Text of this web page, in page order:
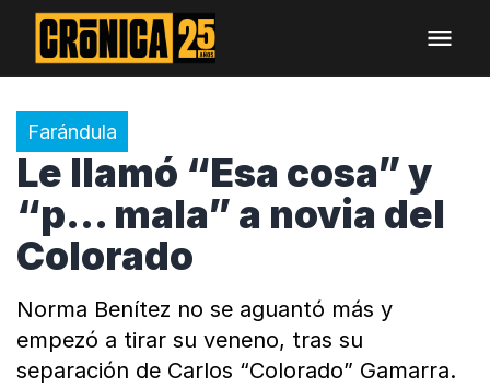
Farándula
Le llamó “Esa cosa” y
“p... mala” a novia del
Colorado
Norma Benítez no se aguantó más y
empezó a tirar su veneno, tras su
separación de Carlos “Colorado” Gamarra.